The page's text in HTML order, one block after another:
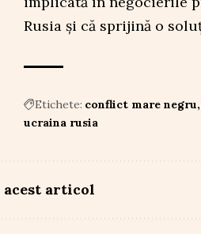
Rusia și că sprijină o
Etichete: conflict mare negru
ucraina rusia
articol